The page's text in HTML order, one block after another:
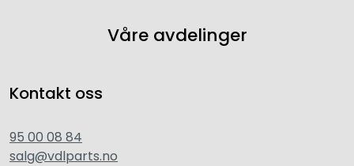
Våre avdelinger
Kontakt oss
95 00 08 84
salg@vdlparts.no